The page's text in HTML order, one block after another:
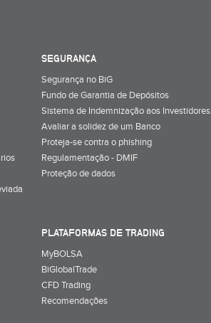
SEGURANÇA
Segurança no BiG
Fundo de Garantia de Depósitos
Sistema de Indemnização aos Investidores
Avaliar a solidez de um Banco
Proteja-se contra o phishing
Regulamentação - DMIF
Proteção de dados
PLATAFORMAS DE TRADING
MyBOLSA
BiGlobalTrade
CFD Trading
Recomendações